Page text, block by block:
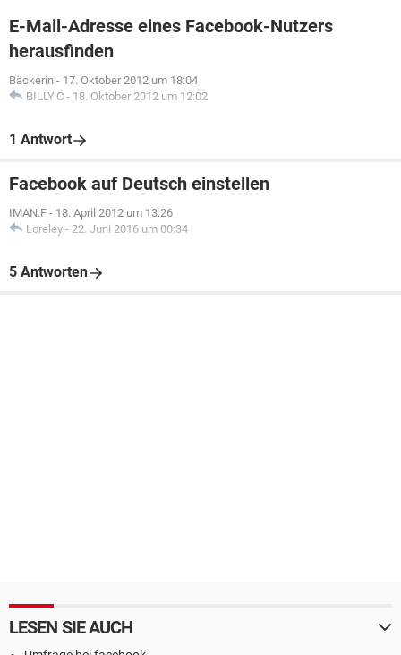
E-Mail-Adresse eines Facebook-Nutzers
herausfinden
Bäckerin - 17. Oktober 2012 um 18:04
BILLY.C - 18. Oktober 2012 um 12:02
1 Antwort
Facebook auf Deutsch einstellen
IMAN.F - 18. April 2012 um 13:26
Loreley - 22. Juni 2016 um 00:34
5 Antworten
LESEN SIE AUCH